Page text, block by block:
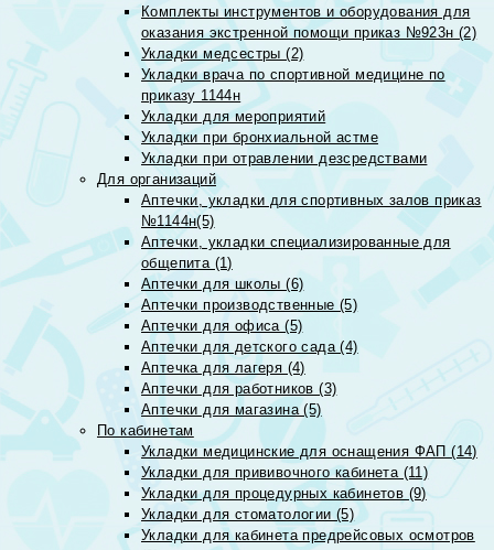
Комплекты инструментов и оборудования для
оказания экстренной помощи приказ №923н (2)
Укладки медсестры (2)
Укладки врача по спортивной медицине по
приказу 1144н
Укладки для мероприятий
Укладки при бронхиальной астме
Укладки при отравлении дезсредствами
Для организаций
Аптечки, укладки для спортивных залов приказ
№1144н(5)
Аптечки, укладки специализированные для
общепита (1)
Аптечки для школы (6)
Аптечки производственные (5)
Аптечки для офиса (5)
Аптечки для детского сада (4)
Аптечка для лагеря (4)
Аптечки для работников (3)
Аптечки для магазина (5)
По кабинетам
Укладки медицинские для оснащения ФАП (14)
Укладки для прививочного кабинета (11)
Укладки для процедурных кабинетов (9)
Укладки для стоматологии (5)
Укладки для кабинета предрейсовых осмотров